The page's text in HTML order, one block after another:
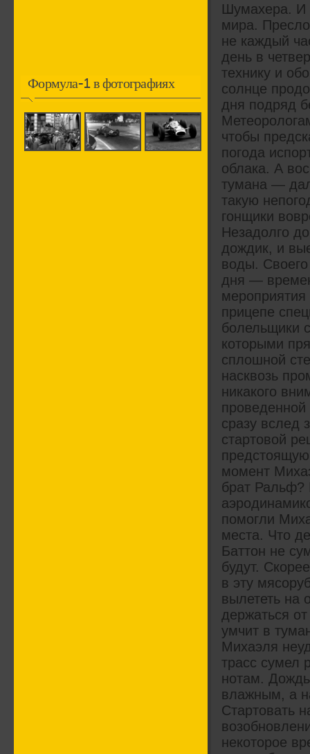
Формула-1 в фотографиях
Шумахера. И
мира.
не каждый
день в
технику и
солнце
дня подряд
чтобы
погода
облака. А
тумана —
такую
гонщики
Незадолго
дождик, и
воды. Своего
дня —
прицепе
болельщики
которыми
сплошной
насквозь
никакого
сразу вслед
стартовой
момент
брат Ральф?
помогли
места. Что
Баттон не
будут.
в эту
вылететь на
держаться
умчит в
Михаэля
трасс сумел
нотам.
влажным, а
Стартовать
некоторое